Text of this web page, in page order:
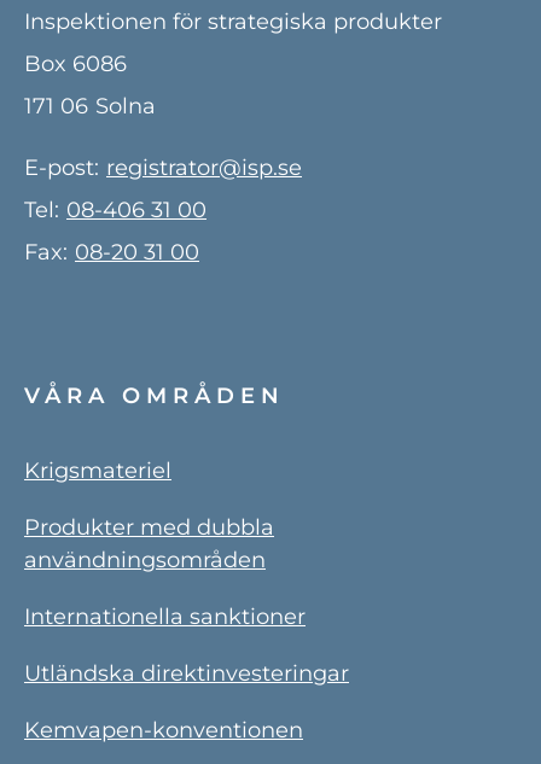
Inspektionen för strategiska produkter
Box 6086
171 06 Solna
E-post: registrator@isp.se
Tel: 08-406 31 00
Fax: 08-20 31 00
VÅRA OMRÅDEN
Krigsmateriel
Produkter med dubbla
användningsområden
Internationella sanktioner
Utländska direktinvesteringar
Kemvapen-konventionen